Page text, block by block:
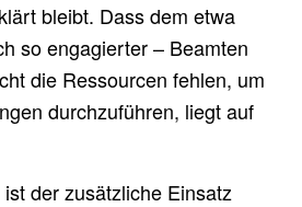
bleibt. Dass dem etwa
so engagierter – Beamten
die Ressourcen fehlen, um
durchzuführen, liegt auf
der zusätzliche Einsatz